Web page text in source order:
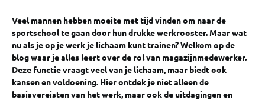
Veel mannen hebben moeite met tijd vinden om naar de
sportschool te gaan door hun drukke werkrooster. Maar wat
nu als je op je werk je lichaam kunt trainen? Welkom op de
blog waar je alles leert over de rol van magazijnmedewerker.
Deze functie vraagt veel van je lichaam, maar biedt ook
kansen en voldoening. Hier ontdek je niet alleen de
basisvereisten van het werk, maar ook de uitdagingen en